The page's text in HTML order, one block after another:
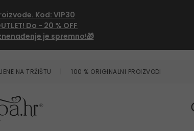
Kod:VIP30
Do - 20 % OFF
je spremno!🎁
NA TRŽIŠTU 100 % ORIGINALNI PROIZVODI